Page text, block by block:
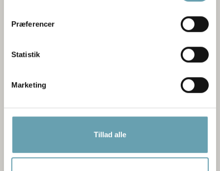
Præferencer
Statistik
Marketing
Tillad alle